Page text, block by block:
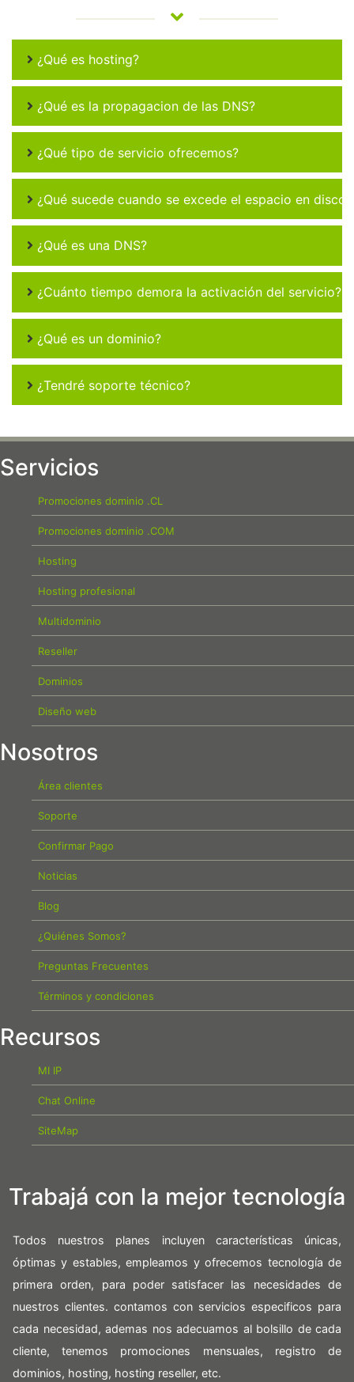
¿Qué es hosting?
¿Qué es la propagacion de las DNS?
¿Qué tipo de servicio ofrecemos?
¿Qué sucede cuando se excede el espacio en disco
¿Qué es una DNS?
¿Cuánto tiempo demora la activación del servicio?
¿Qué es un dominio?
¿Tendré soporte técnico?
Servicios
Promociones dominio .CL
Promociones dominio .COM
Hosting
Hosting profesional
Multidominio
Reseller
Dominios
Diseño web
Nosotros
Área clientes
Soporte
Confirmar Pago
Noticias
Blog
¿Quiénes Somos?
Preguntas Frecuentes
Términos y condiciones
Recursos
MI IP
Chat Online
SiteMap
Trabajá con la mejor tecnología
Todos nuestros planes incluyen características únicas,
óptimas y estables, empleamos y ofrecemos tecnología de
primera orden, para poder satisfacer las necesidades de
nuestros clientes. contamos con servicios especificos para
cada necesidad, ademas nos adecuamos al bolsillo de cada
cliente, tenemos promociones mensuales, registro de
dominios, hosting, hosting reseller, etc.